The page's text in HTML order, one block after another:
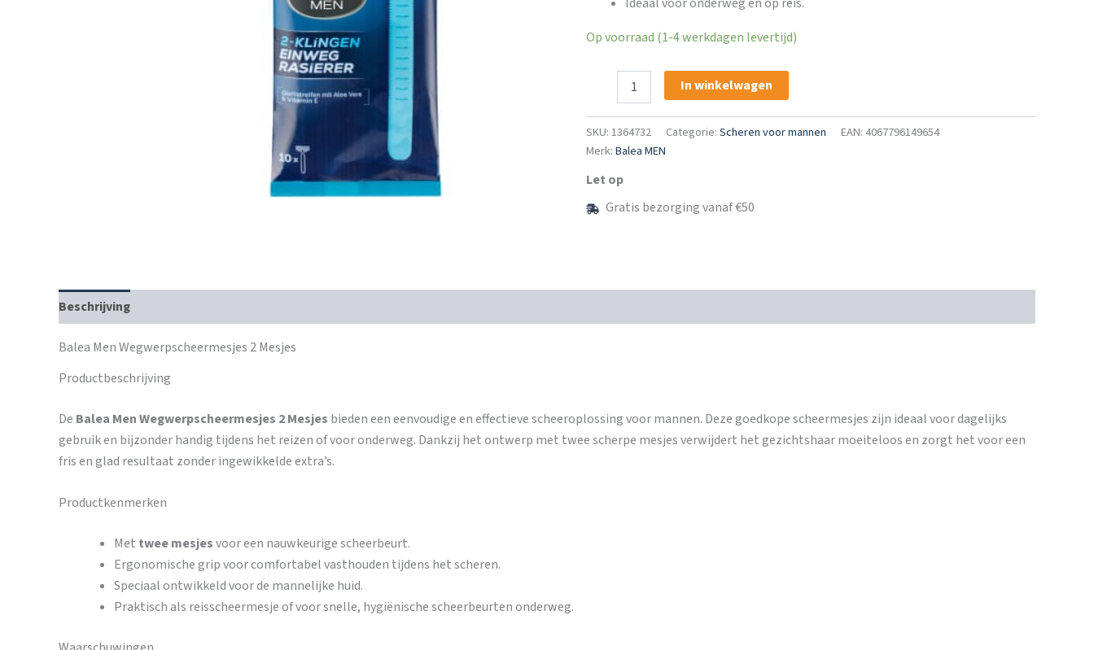
Op voorraad (1-4 werkdagen levertijd)
2
Mesjes
aantal
In winkelwagen
SKU:1364732 Categorie:Scheren voor mannen
EAN: 4067796149654
Merk:Balea MEN
Let op
Gratis bezorging vanaf €50
Beschrijving
Balea Men Wegwerpscheermesjes 2 Mesjes
Productbeschrijving
De Balea Men Wegwerpscheermesjes 2 Mesjes bieden een eenvoudige en effectieve scheeroplossing voor mannen. Deze goedkope scheermesjes zijn ideaal voor dagelijks
gebruik en bijzonder handig tijdens het reizen of voor onderweg. Dankzij het ontwerp met twee scherpe mesjes verwijdert het gezichtshaar moeiteloos en zorgt het voor een
fris en glad resultaat zonder ingewikkelde extra’s.
Productkenmerken
Met twee mesjesvoor een nauwkeurige scheerbeurt.
Ergonomische grip voor comfortabel vasthouden tijdens het scheren.
Speciaal ontwikkeld voor de mannelijke huid.
Praktisch als reisscheermesje of voor snelle, hygiënische scheerbeurten onderweg.